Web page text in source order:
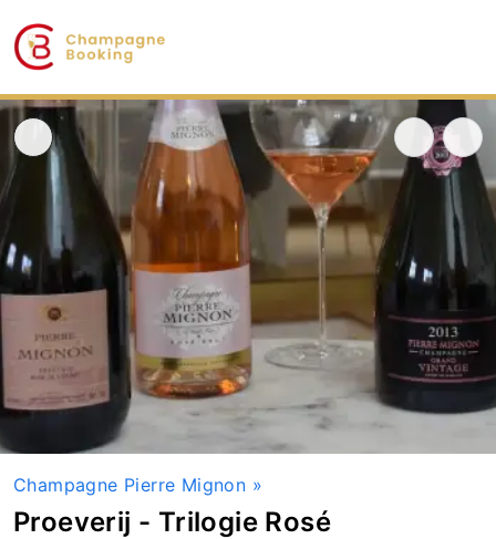
Champagne Pierre Mignon »
Proeverij - Trilogie Rosé